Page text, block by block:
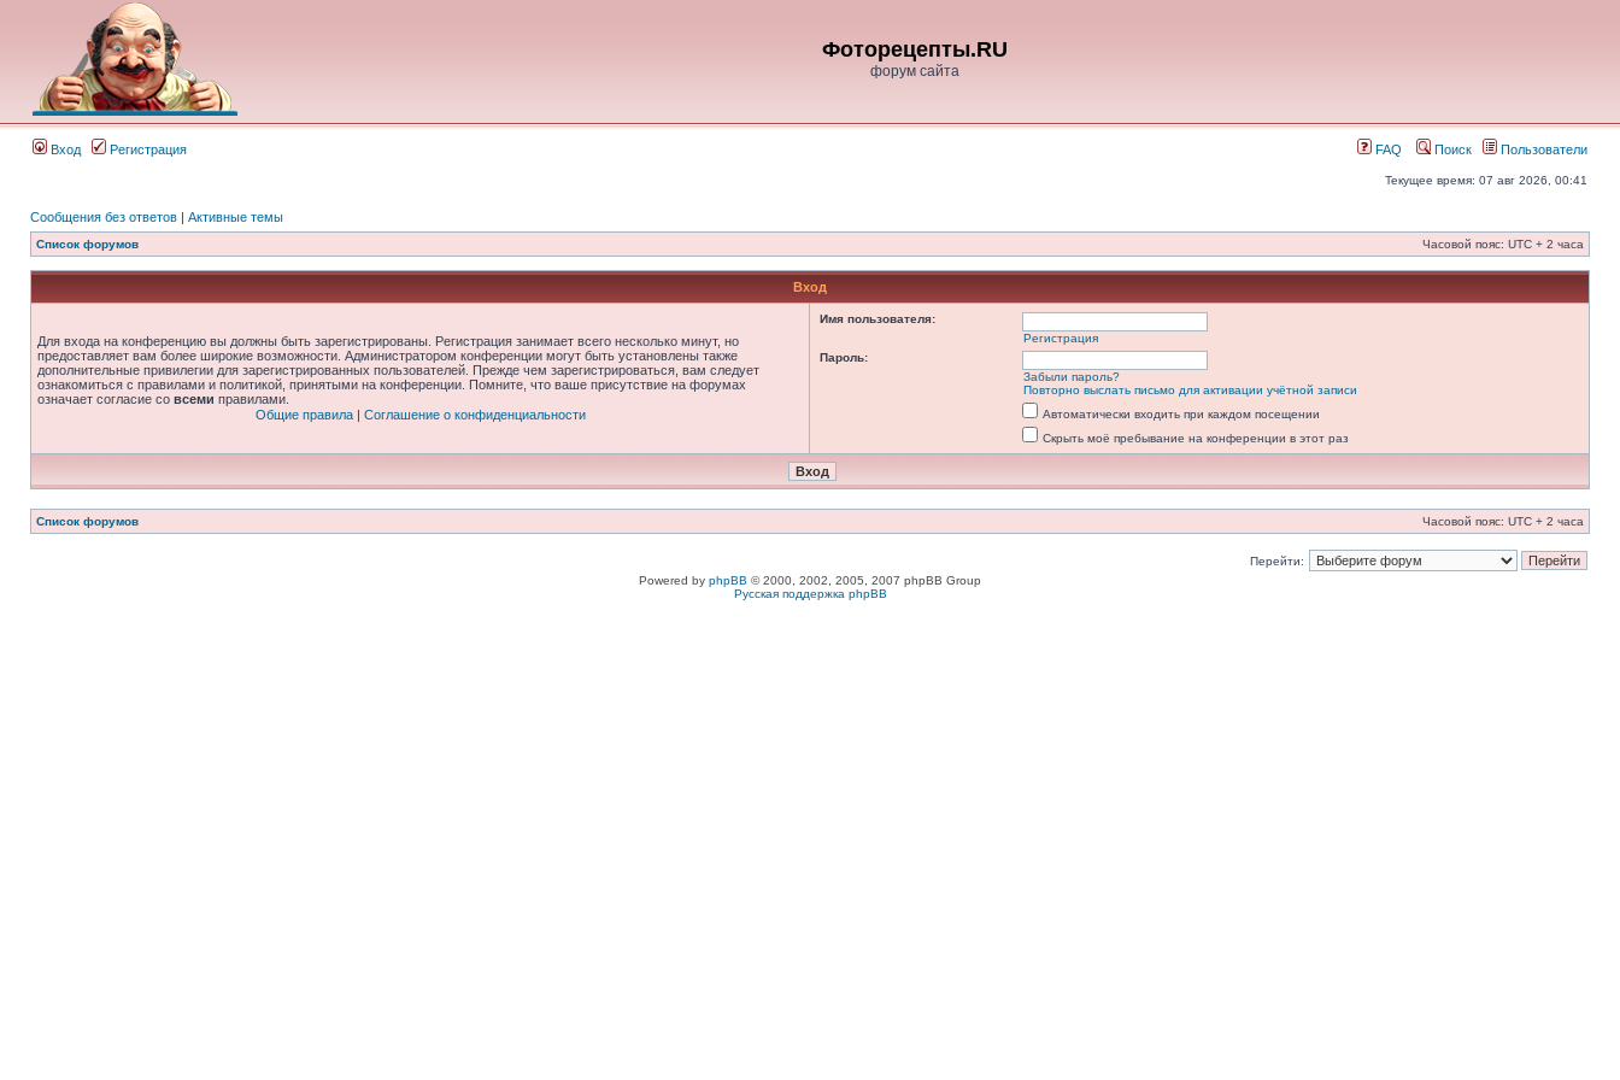
Фоторецепты.RU
форум сайта
Вход Регистрация FAQ Поиск Пользователи
Текущее время: 07 авг 2026, 00:41
Сообщения без ответов | Активные темы
Список форумов Часовой пояс: UTC + 2 часа
Вход
Для входа на конференцию вы должны быть зарегистрированы. Регистрация занимает всего несколько минут, но
предоставляет вам более широкие возможности. Администратором конференции могут быть установлены также
дополнительные привилегии для зарегистрированных пользователей. Прежде чем зарегистрироваться, вам следует
ознакомиться с правилами и политикой, принятыми на конференции. Помните, что ваше присутствие на форумах
означает согласие со всеми правилами.
Общие правила| Соглашение о конфиденциальности
Имя пользователя:
Регистрация
Пароль:
Забыли пароль?
Повторно выслать письмо для активации учётной записи
Автоматически входить при каждом посещении
Скрыть моё пребывание на конференции в этот раз
Список форумов Часовой пояс: UTC + 2 часа
Перейти:
Powered by phpBB © 2000, 2002, 2005, 2007 phpBB Group
Русская поддержка phpBB